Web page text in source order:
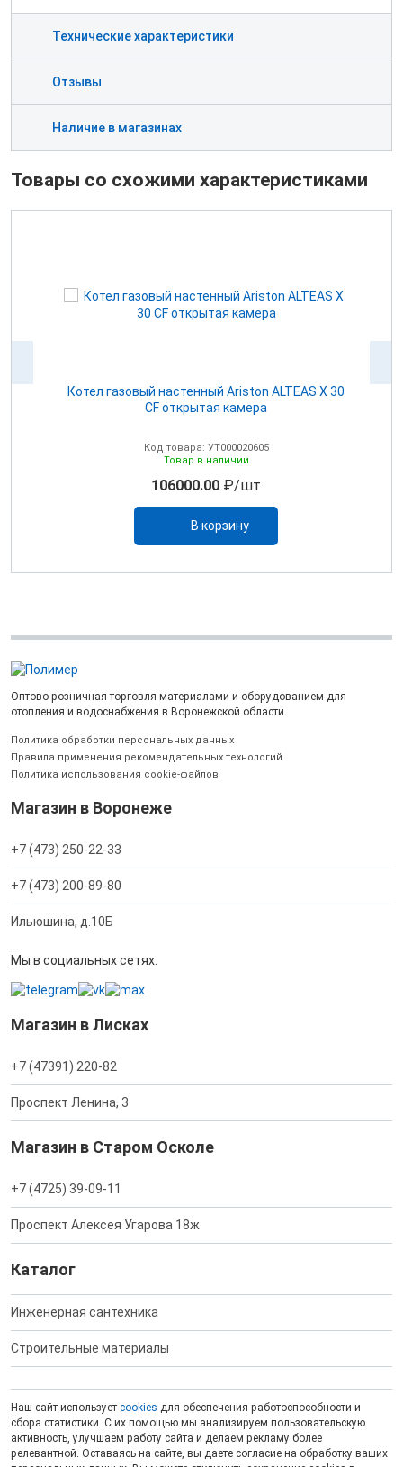
Технические характеристики
Отзывы
Наличие в магазинах
Товары со схожими характеристиками
Котел газовый настенный Ariston ALTEAS Х 30
CF открытая камера
Код товара: УТ000020605
Товар в наличии
106000.00 ₽/шт
В корзину
Оптово-розничная торговля материалами и оборудованием для
отопления и водоснабжения в Воронежской области.
Политика обработки персональных данных
Правила применения рекомендательных технологий
Политика использования cookie-файлов
Магазин в Воронеже
+7 (473) 250-22-33
+7 (473) 200-89-80
Ильюшина, д.10Б
Мы в социальных сетях:
Магазин в Лисках
+7 (47391) 220-82
Проспект Ленина, 3
Магазин в Старом Осколе
+7 (4725) 39-09-11
Проспект Алексея Угарова 18ж
Каталог
Инженерная сантехника
Строительные материалы
Наш сайт использует cookies для обеспечения работоспособности и
сбора статистики. С их помощью мы анализируем пользовательскую
активность, улучшаем работу сайта и делаем рекламу более
релевантной. Оставаясь на сайте, вы даете согласие на обработку ваших